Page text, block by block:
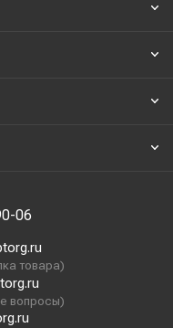
06
товара)
вопросы)